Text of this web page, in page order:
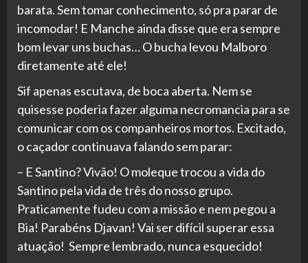
barata. Sem tomar conhecimento, só pra parar de
incomodar! E Manche ainda disse que era sempre
bom levar uns buchas… O bucha levou Malboro
diretamente até ele!
Sif apenas escutava, de boca aberta. Nem se
quisesse poderia fazer alguma necromancia para se
comunicar com os companheiros mortos. Excitado,
o caçador continuava falando sem parar:
– E Santino? Vivão! O moleque trocou a vida do
Santino pela vida de três do nosso grupo.
Praticamente fudeu com a missão e nem pegou a
Bia! Parabéns Djavan! Vai ser difícil superar essa
atuação! Sempre lembrado, nunca esquecido!